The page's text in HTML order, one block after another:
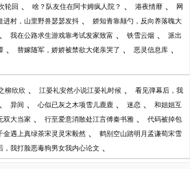
轮回 、 啥？队友住在阿卡姆疯人院？ 、 港夜情靡 、 网
进村，山里野兽瑟瑟发抖 、 娇知青靠颠勺，反向养落魄大
、 我在公路求生游戏靠考试发家致富 、 铁雪云烟 、 派出
、 替嫁随军，娇娇被禁欲大佬亲哭了 、 恶灵信息库 、
柳欣欣 、 江晏礼安然小说江晏礼时候 、 看见弹幕后，我
、 异间 、 心似已灰之木项雪儿鹿鹿 、 迷恋 、 和姐姐互
双大当家 、 行至爱意消散处江言傅秦书雅 、 代码被掉包
金遇上真绿茶宋灵灵宋毅然 、 鹤别空山踏明月孟谦荀宋雪
，我打脸恶毒狗男女我内心论文 、